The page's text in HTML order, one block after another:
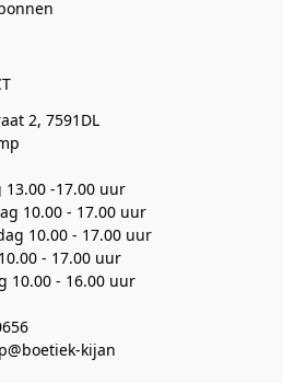
2, 7591DL
13.00 -17.00 uur
10.00 - 17.00 uur
10.00 - 17.00 uur
- 17.00 uur
10.00 - 16.00 uur
kijan